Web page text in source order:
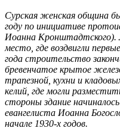
Сурская женская община
году по инициативе
Иоанна
место, где воздвигли
года строительство
бревенчатое крытое
трапезной, кухни и
келий, где могли
стороны здание
евангелиста Иоанна
начале 1930-х годов.